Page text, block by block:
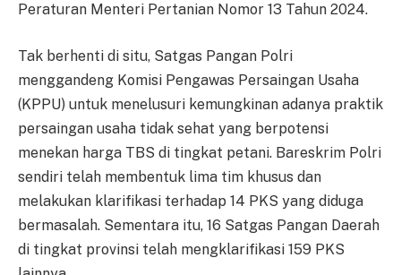
Peraturan Menteri Pertanian Nomor 13 Tahun 2024.
Tak berhenti di situ, Satgas Pangan Polri
menggandeng Komisi Pengawas Persaingan Usaha
(KPPU) untuk menelusuri kemungkinan adanya praktik
persaingan usaha tidak sehat yang berpotensi
menekan harga TBS di tingkat petani. Bareskrim Polri
sendiri telah membentuk lima tim khusus dan
melakukan klarifikasi terhadap 14 PKS yang diduga
bermasalah. Sementara itu, 16 Satgas Pangan Daerah
di tingkat provinsi telah mengklarifikasi 159 PKS